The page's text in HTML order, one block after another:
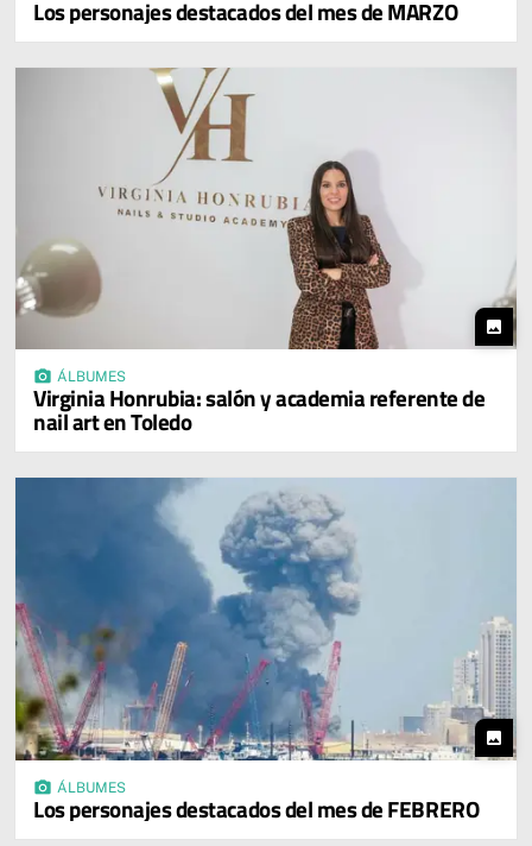
Los personajes destacados del mes de MARZO
photo
photo_camera ÁLBUMES
Virginia Honrubia: salón y academia referente de
nail art en Toledo
photo
photo_camera ÁLBUMES
Los personajes destacados del mes de FEBRERO